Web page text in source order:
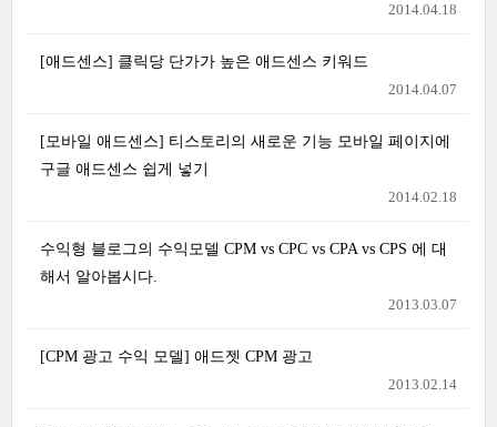
2014.04.18
[애드센스] 클릭당 단가가 높은 애드센스 키워드
2014.04.07
[모바일 애드센스] 티스토리의 새로운 기능 모바일 페이지에
구글 애드센스 쉽게 넣기
2014.02.18
수익형 블로그의 수익모델 CPM vs CPC vs CPA vs CPS 에 대
해서 알아봅시다.
2013.03.07
[CPM 광고 수익 모델] 애드젯 CPM 광고
2013.02.14